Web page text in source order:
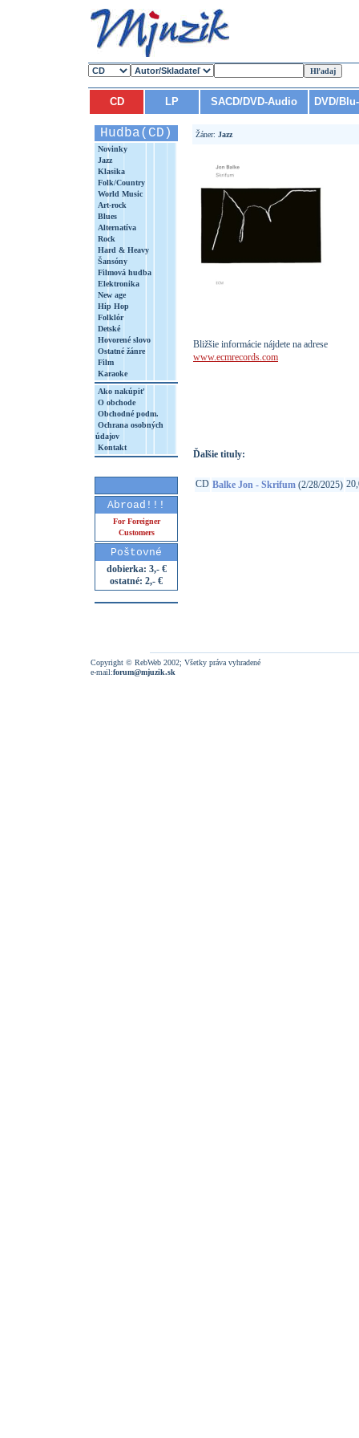
CD LP SACD/DVD-Audio DVD/
Hudba(CD)
Novinky
Jazz
Klasika
Folk/Country
World Music
Art-rock
Blues
Alternatíva
Rock
Hard & Heavy
Šansóny
Filmová hudba
Elektronika
New age
Hip Hop
Folklór
Detské
Hovorené slovo
Ostatné žánre
Film
Karaoke
Ako nakúpiť
O obchode
Obchodné podm.
Ochrana osobných
údajov
Kontakt
Abroad!!!
For Foreigner
Customers
Poštovné
dobierka: 3,- €
ostatné: 2,- €
Žáner: Jazz
Bližšie informácie nájdete na adrese
www.ecmrecords.com
Ďalšie tituly:
CD Balke Jon - Skrifum (2/28/2025)
Copyright © RebWeb 2002; Všetky práva vyhradené
e-mail:forum@mjuzik.sk